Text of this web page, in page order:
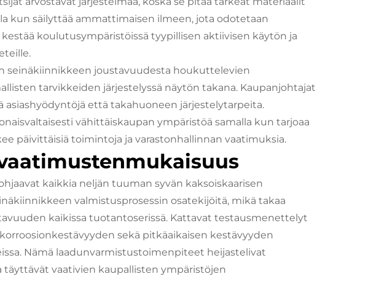
kun säilyttää ammattimaisen ilmeen, jota odotetaan
koulutusympäristöissä tyypillisen aktiivisen käytön ja
seinäkiinnikkeen joustavuudesta houkuttelevien
tarvikkeiden järjestelyssä näytön takana. Kaupanjohtajat
asiashyödyntöjä että takahuoneen järjestelytarpeita.
vähittäiskaupan ympäristöä samalla kun tarjoaa
päivittäisiä toimintoja ja varastonhallinnan vaatimuksia.
kaikkia neljän tuuman syvän kaksoiskaarisen
valmistusprosessin osatekijöitä, mikä takaa
kaikissa tuotantoserissä. Kattavat testausmenettelyt
sekä pitkäaikaisen kestävyyden
Nämä laadunvarmistustoimenpiteet heijastelivat
vaativien kaupallisten ympäristöjen